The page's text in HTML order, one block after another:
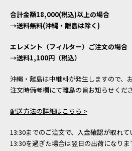
合計金額18,000(税込)以上の場合
→送料無料(沖縄・離島は除く)
エレメント（フィルター）ご注文の場合
→送料1,100円（税込）
沖縄・離島は中継料が発生しますので、
注文時備考欄にて離島の旨お知らせくださ
配送方法の詳細はこちら >
13:30までのご注文で、入金確認が取れて
13:30を過ぎた場合は翌日の出荷になりま